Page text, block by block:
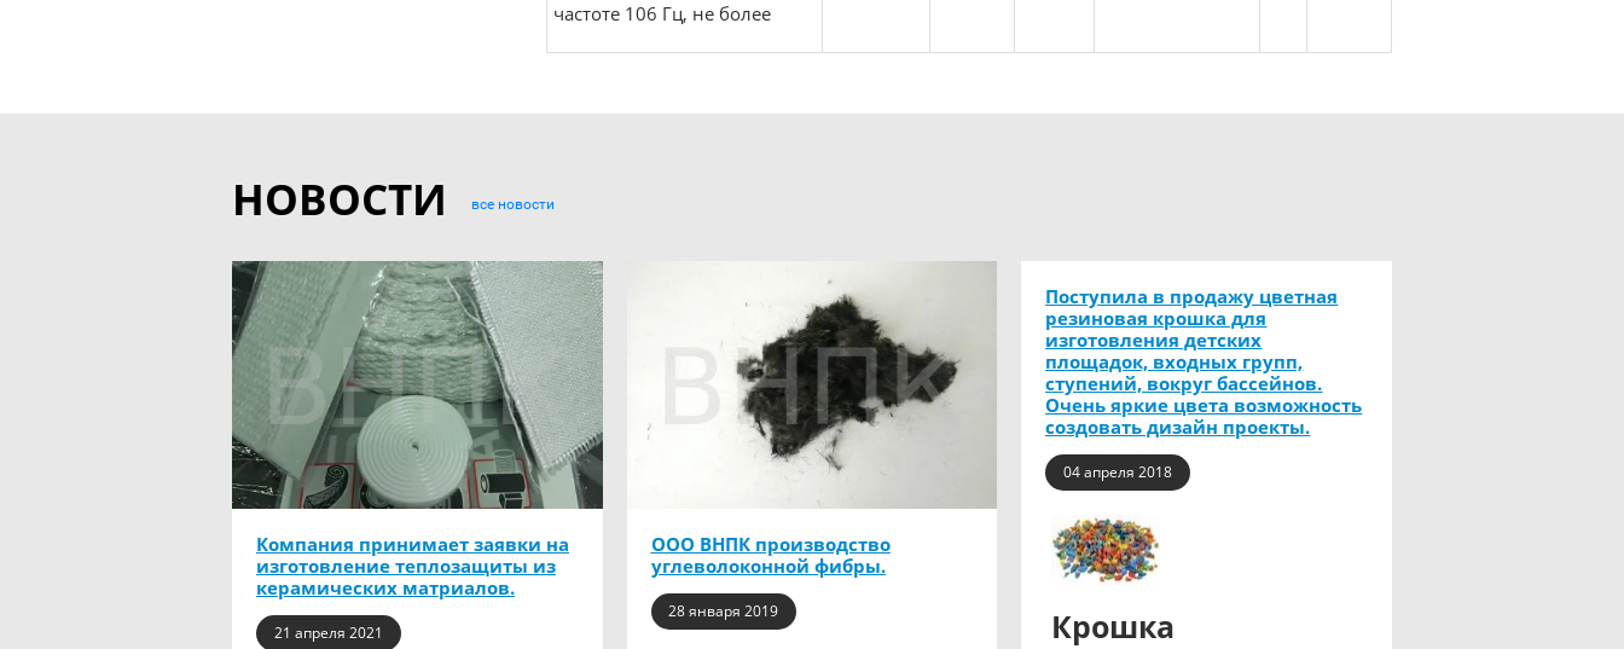
частоте 106 Гц, не более
НОВОСТИ все новости
Компания принимает заявки на
изготовление теплозащиты из
керамических матриалов.
21 апреля 2021
ООО ВНПК производство
углеволоконной фибры.
28 января 2019
Поступила в продажу цветная
резиновая крошка для
изготовления детских
площадок, входных групп,
ступений, вокруг бассейнов.
Очень яркие цвета возможность
создовать дизайн проекты.
04 апреля 2018
Крошка